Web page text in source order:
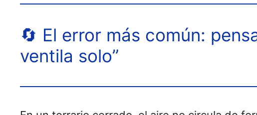
🔄 El error más común:
ventila solo”